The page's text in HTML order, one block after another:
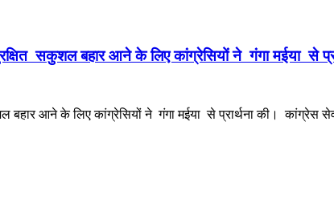
सकुशल बहार आने के लिए कांग्रेसियों ने गंगा मईया से
आने के लिए कांग्रेसियों ने गंगा मईया से प्रार्थना की। कांग्रेस